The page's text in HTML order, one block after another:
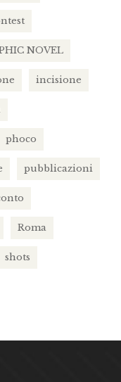
NOVEL
incisione
phoco
pubblicazioni
Roma
shots